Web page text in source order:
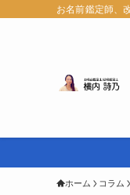
お名前鑑定師、
ホーム コラム